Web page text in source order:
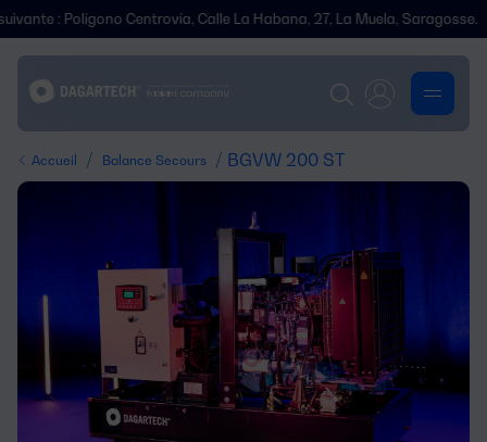
Centrovía, Calle La Habana, 27, La Muela, Saragosse.
Accueil / Balance Secours / BGVW 200 ST